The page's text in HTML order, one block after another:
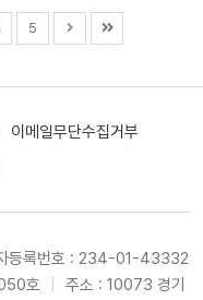
5
이메일무단수집거부
등록번호 : 234-01-43332
호
주소 : 10073 경기